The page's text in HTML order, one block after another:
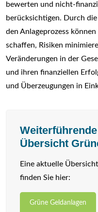
bewerten und nicht-
berücksichtigen. Durch
den Anlageprozess
schaffen, Risiken
Veränderungen in der
und ihren finanziellen
und Überzeugungen in
Übersicht
Eine aktuelle
finden Sie hier:
Grüne Geldanlagen